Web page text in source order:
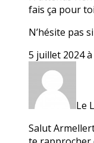
fais ça pour
N’hésite pas
5 juillet 2024
Le
Salut